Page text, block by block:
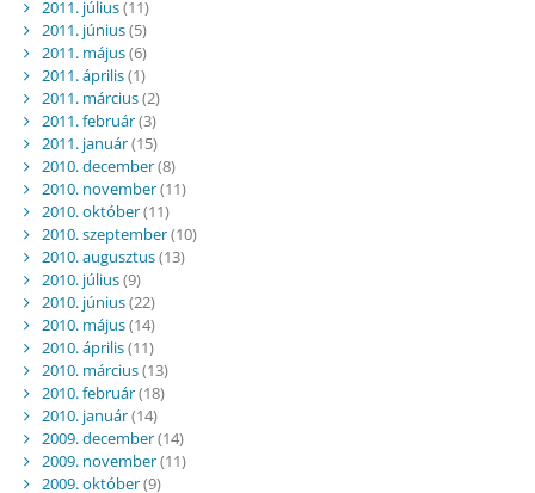
2011. július(11)
2011. június(5)
2011. május(6)
2011. április(1)
2011. március(2)
2011. február(3)
2011. január(15)
2010. december(8)
2010. november(11)
2010. október(11)
2010. szeptember(10)
2010. augusztus(13)
2010. július(9)
2010. június(22)
2010. május(14)
2010. április(11)
2010. március(13)
2010. február(18)
2010. január(14)
2009. december(14)
2009. november(11)
2009. október(9)